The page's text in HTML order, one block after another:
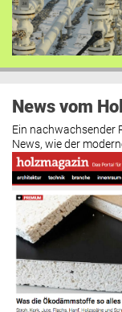
News vom
Ein nachwachsender
News, wie der